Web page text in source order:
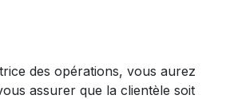
des opérations, vous aurez
assurer que la clientèle soit